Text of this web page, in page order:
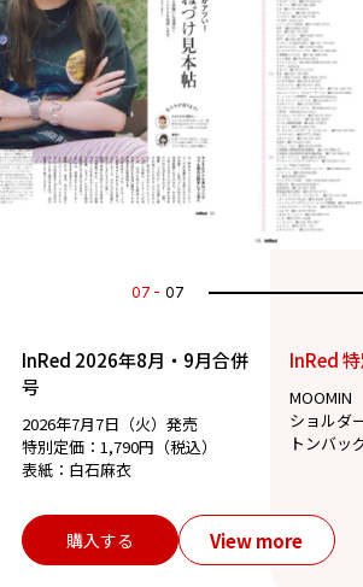
07 07
InRed 2026年8月・9月合併
号
2026年7月7日（火）発売
特別定価：1,790円（税込）
表紙：白石麻衣
InRed
MOOMIN
ショルダ
トンバッ
購入する View more